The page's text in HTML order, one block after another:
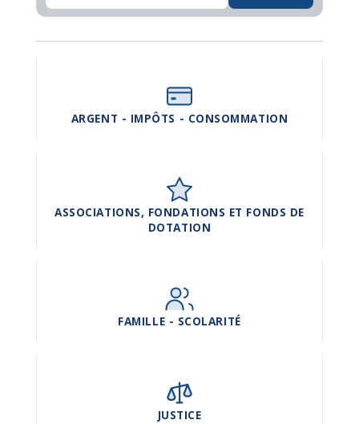
ARGENT - IMPÔTS - CONSOMMATION
ASSOCIATIONS, FONDATIONS ET FONDS DE
DOTATION
FAMILLE - SCOLARITÉ
JUSTICE